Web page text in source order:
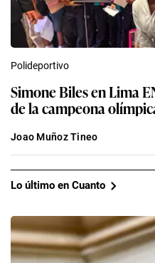
Polideportivo
Simone Biles en Lima
de la campeona
Joao Muñoz Tineo
Lo último en Cuanto